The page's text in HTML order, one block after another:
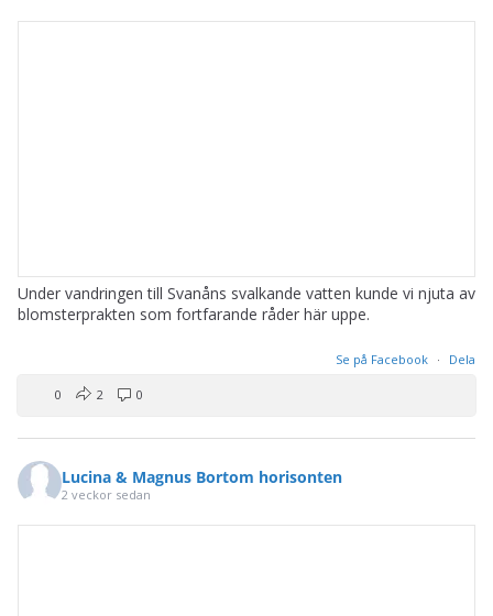
Under vandringen till Svanåns svalkande vatten kunde vi njuta av
blomsterprakten som fortfarande råder här uppe.
Se på Facebook · Dela
0 2 0
Lucina & Magnus Bortom horisonten
2 veckor sedan